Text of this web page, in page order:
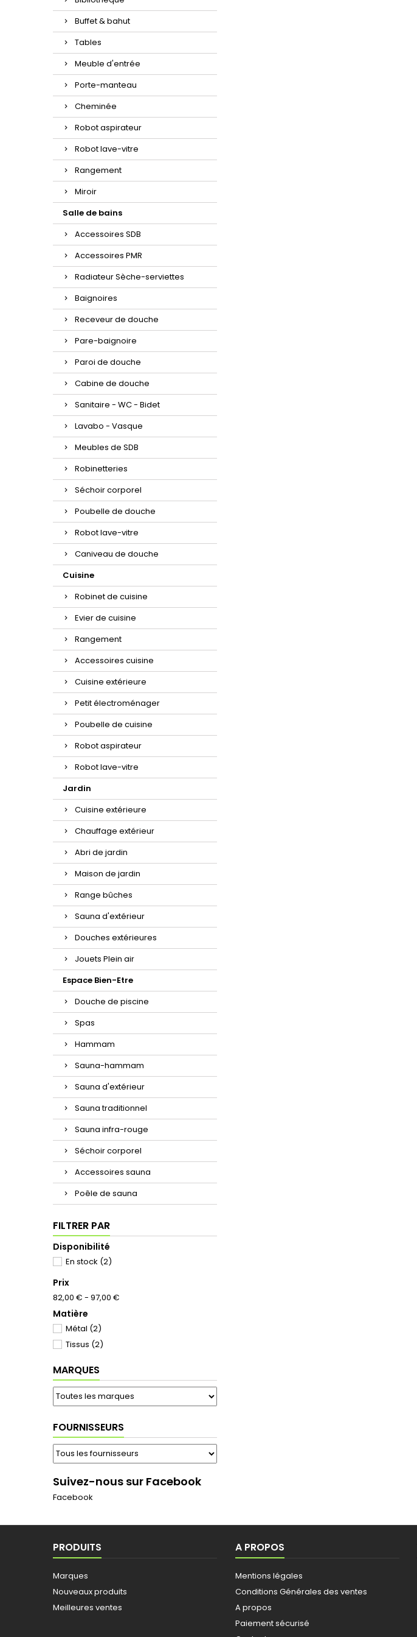
Buffet & bahut
Tables
Meuble d'entrée
Porte-manteau
Cheminée
Robot aspirateur
Robot lave-vitre
Rangement
Miroir
Salle de bains
Accessoires SDB
Accessoires PMR
Radiateur Sèche-serviettes
Baignoires
Receveur de douche
Pare-baignoire
Paroi de douche
Cabine de douche
Sanitaire - WC - Bidet
Lavabo - Vasque
Meubles de SDB
Robinetteries
Séchoir corporel
Poubelle de douche
Robot lave-vitre
Caniveau de douche
Cuisine
Robinet de cuisine
Evier de cuisine
Rangement
Accessoires cuisine
Cuisine extérieure
Petit électroménager
Poubelle de cuisine
Robot aspirateur
Robot lave-vitre
Jardin
Cuisine extérieure
Chauffage extérieur
Abri de jardin
Maison de jardin
Range bûches
Sauna d'extérieur
Douches extérieures
Jouets Plein air
Espace Bien-Etre
Douche de piscine
Spas
Hammam
Sauna-hammam
Sauna d'extérieur
Sauna traditionnel
Sauna infra-rouge
Séchoir corporel
Accessoires sauna
Poêle de sauna
FILTRER PAR
Disponibilité
En stock (2)
Prix
82,00 € - 97,00 €
Matière
Métal (2)
Tissus (2)
MARQUES
FOURNISSEURS
Suivez-nous sur Facebook
Facebook
PRODUITS
Marques
Nouveaux produits
Meilleures ventes
A PROPOS
Mentions légales
Conditions Générales des ventes
A propos
Paiement sécurisé